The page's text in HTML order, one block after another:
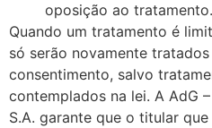
oposição ao tratamento.
Quando um tratamento é
só serão novamente
consentimento, salvo
contemplados na lei. A AdG –
S.A. garante que o titular